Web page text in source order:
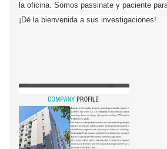
la oficina. Somos passinate y paciente
¡Dé la bienvenida a sus investigaciones!